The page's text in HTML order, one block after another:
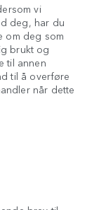
vi
deg, har du
om deg som
brukt og
til annen
til å overføre
når dette